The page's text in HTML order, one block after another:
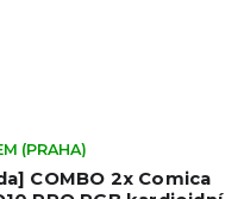
COMBO 2x Comica
(PRAHA)